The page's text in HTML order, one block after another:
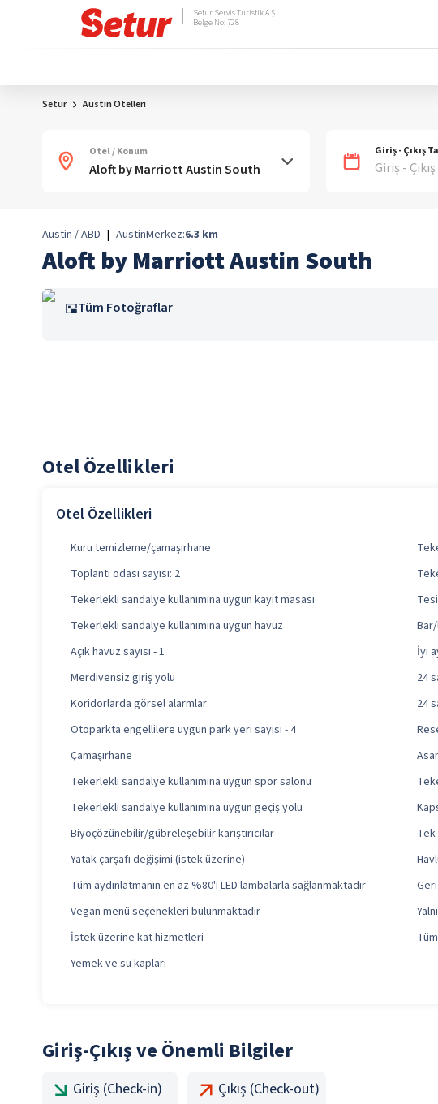
Setur Servis Turistik A.Ş.
Belge No: 728
Setur Austin Otelleri
Otel / Konum Giriş - Çıkış
Giriş -
Austin / ABD | AustinMerkez:6.3 km
Aloft by Marriott Austin South
Tüm Fotoğraflar
Otel Özellikleri
Otel Özellikleri
Kuru temizleme/çamaşırhane
Toplantı odası sayısı: 2
Tekerlekli sandalye kullanımına uygun kayıt masası
Tekerlekli sandalye kullanımına uygun havuz
Bar/
Açık havuz sayısı - 1
İyi
Merdivensiz giriş yolu
24
Koridorlarda görsel alarmlar
24
Otoparkta engellilere uygun park yeri sayısı - 4
Çamaşırhane
Tekerlekli sandalye kullanımına uygun spor salonu
Tekerlekli sandalye kullanımına uygun geçiş yolu
Biyoçözünebilir/gübreleşebilir karıştırıcılar
Tek
Yatak çarşafı değişimi (istek üzerine)
Tüm aydınlatmanın en az %80'i LED lambalarla sağlanmaktadır
Vegan menü seçenekleri bulunmaktadır
İstek üzerine kat hizmetleri
Yemek ve su kapları
Giriş-Çıkış ve Önemli Bilgiler
Giriş (Check-in) Çıkış (Check-out)